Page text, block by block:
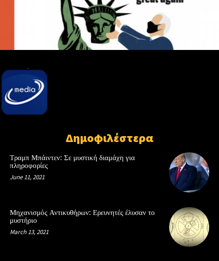
Δημοφιλέστερα
Τραμπ Μπάιντεν: Σε μυστική διαμάχη για
πληροφορίες
June 11, 2021
Μηχανισμός Αντικυθήρων: Ερευνητές έλυσαν το
μυστήριο
March 13, 2021